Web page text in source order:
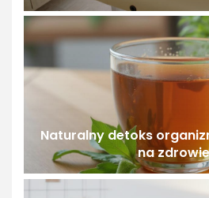
Naturalny detoks
na